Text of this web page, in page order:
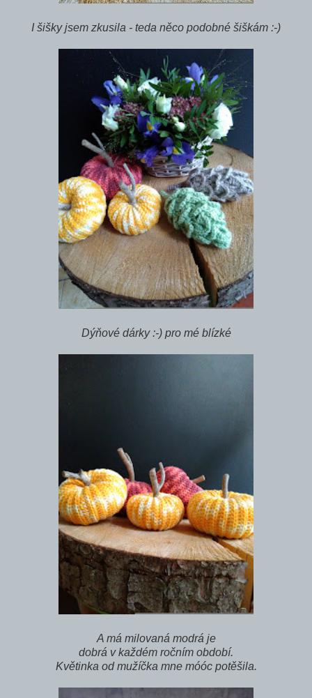
I šišky jsem zkusila - teda něco podobné šiškám :-)
Dýňové dárky :-) pro mé blízké
A má milovaná modrá je
dobrá v každém ročním období.
Květinka od mužíčka mne móóc potěšila.